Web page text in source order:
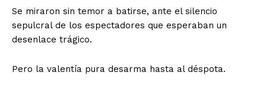
Se miraron sin temor a batirse, ante el silencio
sepulcral de los espectadores que esperaban un
desenlace trágico.
Pero la valentía pura desarma hasta al déspota.